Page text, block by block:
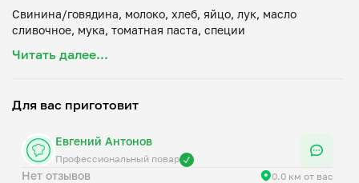
Свинина/говядина, молоко, хлеб, яйцо, лук, масло
Читать далее...
Для вас приготовит
Евгений Антонов
Профессиональный повар
Нет отзывов 0.0 км от вас